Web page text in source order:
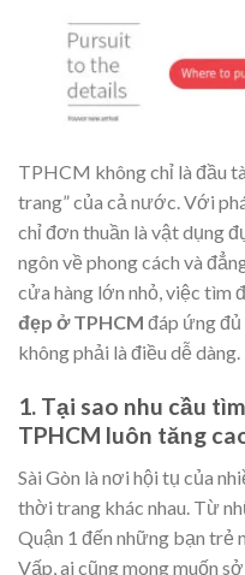
TPHCM không chỉ là đầu
trang” của cả nước. Với
chỉ đơn thuần là vật dụng
ngôn về phong cách và
cửa hàng lớn nhỏ, việc tìm
đẹp ở TPHCM đáp ứng đủ
không phải là điều dễ dàng.
1. Tại sao nhu cầu
TPHCM luôn tăng
Sài Gòn là nơi hội tụ của
thời trang khác nhau. Từ
Quận 1 đến những bạn trẻ
Vấp, ai cũng mong muốn